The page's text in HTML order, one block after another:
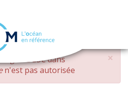
navigation
×
DESCdans
n'est pas autorisée